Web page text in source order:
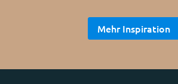
Mehr Inspiration